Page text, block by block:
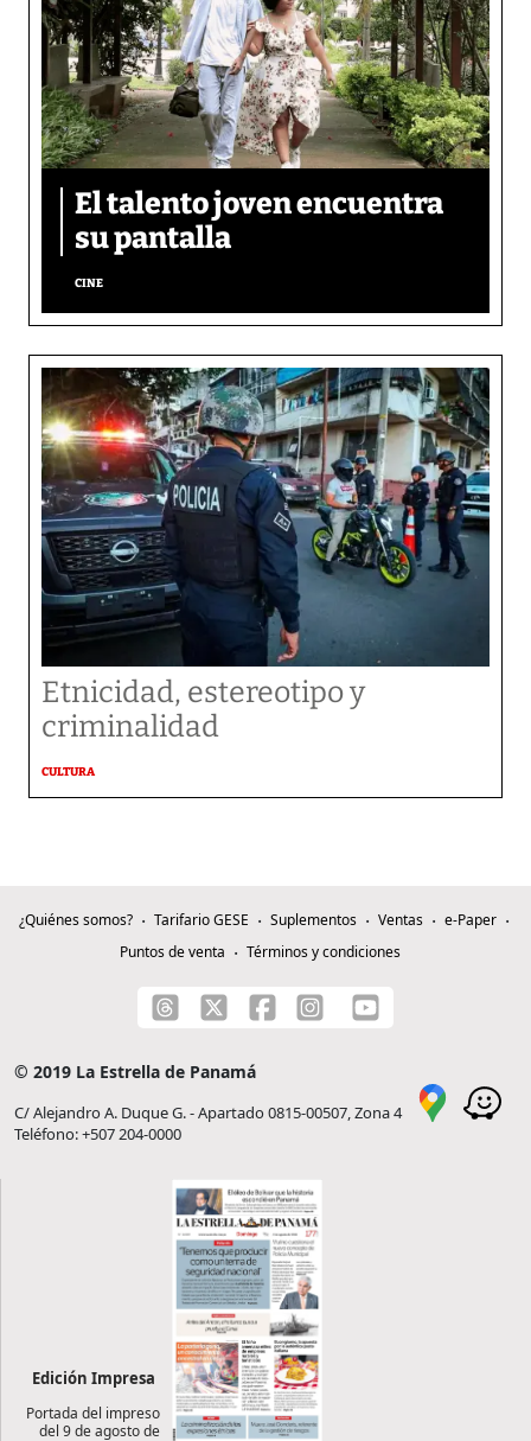
El talento joven encuentra
su pantalla​
CINE
Etnicidad, estereotipo y
criminalidad
CULTURA
¿Quiénes somos? Tarifario GESE Suplementos Ventas
e-Paper
Puntos de venta
Términos y condiciones
© 2019 La Estrella de Panamá
C/ Alejandro A. Duque G. - Apartado 0815-00507, Zona 4
Teléfono: +507 204-0000
Edición Impresa
Portada del impreso
del 9 de agosto de